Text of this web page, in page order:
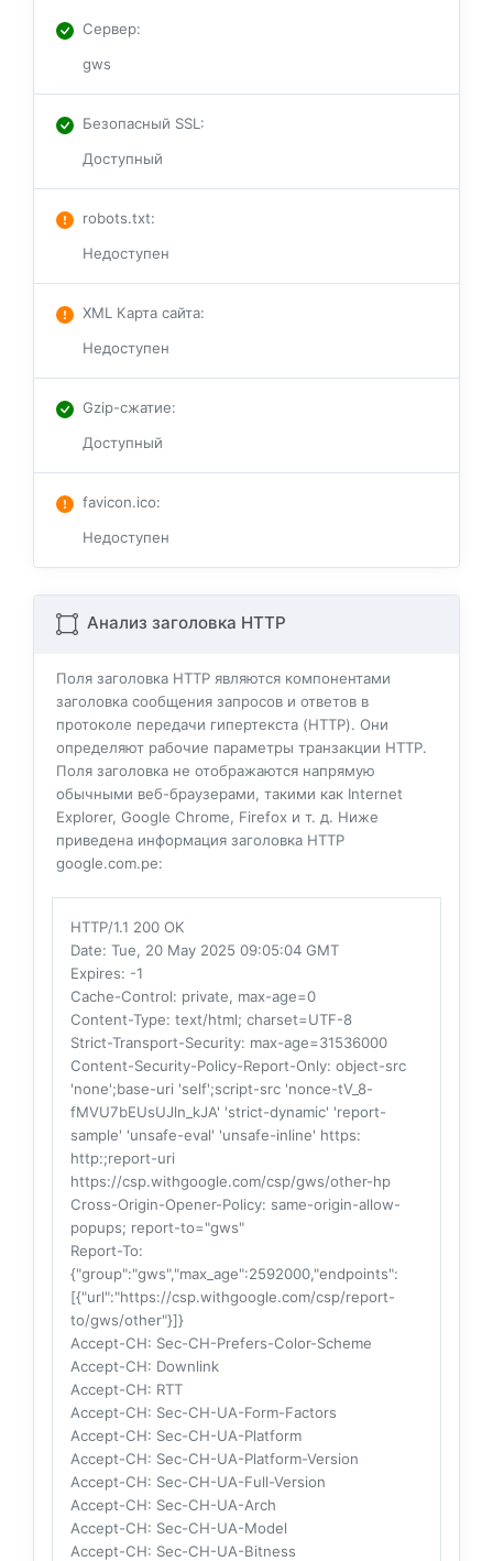
Сервер:
gws
Безопасный SSL :
Доступный
robots.txt:
Недоступен
XML Карта сайта:
Недоступен
Gzip-сжатие:
Доступный
favicon.ico:
Недоступен
Анализ заголовка HTTP
Поля заголовка HTTP являются компонентами
заголовка сообщения запросов и ответов в
протоколе передачи гипертекста (HTTP). Они
определяют рабочие параметры транзакции HTTP.
Поля заголовка не отображаются напрямую
обычными веб-браузерами, такими как Internet
Explorer, Google Chrome, Firefox и т. д. Ниже
приведена информация заголовка HTTP
google.com.pe:
HTTP/1.1 200 OK
Date: Tue, 20 May 2025 09:05:04 GMT
Expires: -1
Cache-Control: private, max-age=0
Content-Type: text/html; charset=UTF-8
Strict-Transport-Security: max-age=31536000
Content-Security-Policy-Report-Only: object-src
'none';base-uri 'self';script-src 'nonce-tV_8-
fMVU7bEUsUJln_kJA' 'strict-dynamic' 'report-
sample' 'unsafe-eval' 'unsafe-inline' https:
http:;report-uri
https://csp.withgoogle.com/csp/gws/other-hp
Cross-Origin-Opener-Policy: same-origin-allow-
popups; report-to="gws"
Report-To:
{"group":"gws","max_age":2592000,"endpoints":
[{"url":"https://csp.withgoogle.com/csp/report-
to/gws/other"}]}
Accept-CH: Sec-CH-Prefers-Color-Scheme
Accept-CH: Downlink
Accept-CH: RTT
Accept-CH: Sec-CH-UA-Form-Factors
Accept-CH: Sec-CH-UA-Platform
Accept-CH: Sec-CH-UA-Platform-Version
Accept-CH: Sec-CH-UA-Full-Version
Accept-CH: Sec-CH-UA-Arch
Accept-CH: Sec-CH-UA-Model
Accept-CH: Sec-CH-UA-Bitness